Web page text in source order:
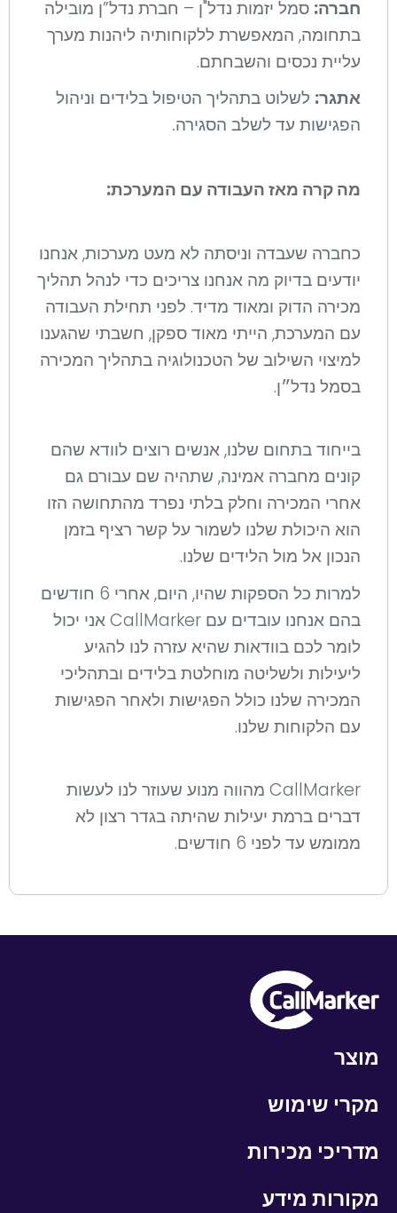
חברה: סמל יזמות נדל"ן – חברת נדל”ן מובילה
בתחומה, המאפשרת ללקוחותיה ליהנות מערך
עליית נכסים והשבחתם.
אתגר: לשלוט בתהליך הטיפול בלידים וניהול
הפגישות עד לשלב הסגירה.
מה קרה מאז העבודה עם המערכת:
כחברה שעבדה וניסתה לא מעט מערכות, אנחנו
יודעים בדיוק מה אנחנו צריכים כדי לנהל תהליך
מכירה הדוק ומאוד מדיד. לפני תחילת העבודה
עם המערכת, הייתי מאוד ספקן, חשבתי שהגענו
למיצוי השילוב של הטכנולוגיה בתהליך המכירה
בסמל נדל״ן.
בייחוד בתחום שלנו, אנשים רוצים לוודא שהם
קונים מחברה אמינה, שתהיה שם עבורם גם
אחרי המכירה וחלק בלתי נפרד מהתחושה הזו
הוא היכולת שלנו לשמור על קשר רציף בזמן
הנכון אל מול הלידים שלנו.
למרות כל הספקות שהיו, היום, אחרי 6 חודשים
בהם אנחנו עובדים עם CallMarker אני יכול
לומר לכם בוודאות שהיא עזרה לנו להגיע
ליעילות ולשליטה מוחלטת בלידים ובתהליכי
המכירה שלנו כולל הפגישות ולאחר הפגישות
עם הלקוחות שלנו.
CallMarker מהווה מנוע שעוזר לנו לעשות
דברים ברמת יעילות שהיתה בגדר רצון לא
ממומש עד לפני 6 חודשים.
מוצר
מקרי שימוש
מדריכי מכירות
מקורות מידע